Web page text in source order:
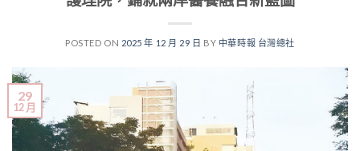
POSTED ON 2025 年 12 月 29 日 BY 中華時報 台灣總社
29
12 月